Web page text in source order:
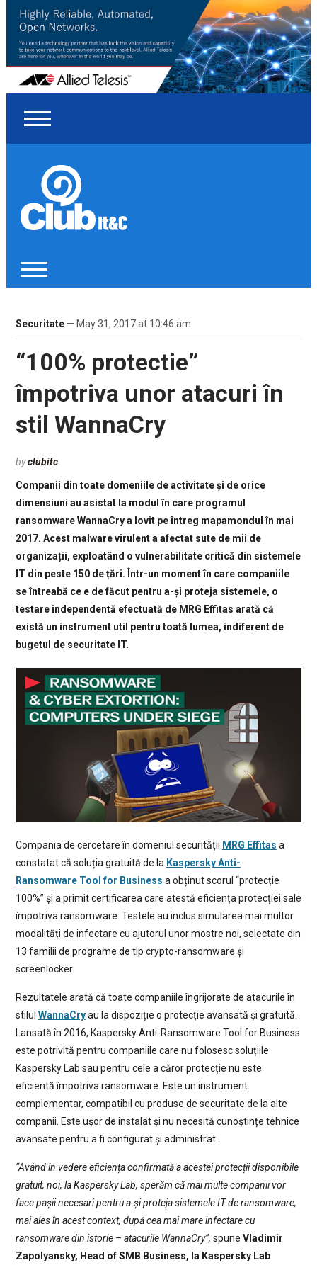
Securitate— May 31, 2017 at 10:46 am
“100% protectie”
împotriva unor atacuri în
stil WannaCry
byclubitc
Companii din toate domeniile de activitate și de orice
dimensiuni au asistat la modul în care programul
ransomware WannaCry a lovit pe întreg mapamondul în mai
2017. Acest malware virulent a afectat sute de mii de
organizații, exploatând o vulnerabilitate critică din sistemele
IT din peste 150 de țări. Într-un moment în care companiile
se întreabă ce e de făcut pentru a-și proteja sistemele, o
testare independentă efectuată de MRG Effitas arată că
există un instrument util pentru toată lumea, indiferent de
bugetul de securitate IT.
Compania de cercetare în domeniul securității MRG Effitas a
constatat că soluția gratuită de la Kaspersky Anti-
Ransomware Tool for Business a obținut scorul “protecție
100%” și a primit certificarea care atestă eficiența protecției sale
împotriva ransomware. Testele au inclus simularea mai multor
modalități de infectare cu ajutorul unor mostre noi, selectate din
13 familii de programe de tip crypto-ransomware și
screenlocker.
Rezultatele arată că toate companiile îngrijorate de atacurile în
stilul WannaCryau la dispoziție o protecție avansată și gratuită.
Lansată în 2016, Kaspersky Anti-Ransomware Tool for Business
este potrivită pentru companiile care nu folosesc soluțiile
Kaspersky Lab sau pentru cele a căror protecție nu este
eficientă împotriva ransomware. Este un instrument
complementar, compatibil cu produse de securitate de la alte
companii. Este ușor de instalat și nu necesită cunoștințe tehnice
avansate pentru a fi configurat și administrat.
“Având în vedere eficiența confirmată a acestei protecții disponibile
gratuit, noi, la Kaspersky Lab, sperăm că mai multe companii vor
face pașii necesari pentru a-și proteja sistemele IT de ransomware,
mai ales în acest context, după cea mai mare infectare cu
ransomware din istorie – atacurile WannaCry”, spune Vladimir
Zapolyansky, Head of SMB Business, la Kaspersky Lab.